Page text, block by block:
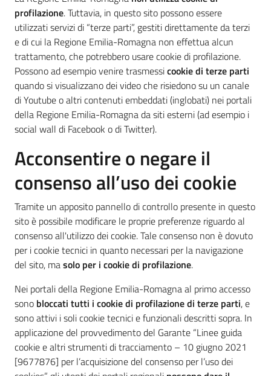
profilazione. Tuttavia, in questo sito possono essere
utilizzati servizi di “terze parti”, gestiti direttamente da terzi
e di cui la Regione Emilia-Romagna non effettua alcun
trattamento, che potrebbero usare cookie di profilazione.
Possono ad esempio venire trasmessicookie di terze parti
quando si visualizzano dei video che risiedono su un canale
di Youtube o altri contenuti embeddati (inglobati) nei portali
della Regione Emilia-Romagna da siti esterni (ad esempio i
social wall di Facebook o di Twitter).
Acconsentire o negare il
consenso all’uso dei cookie
Tramite un apposito pannello di controllo presente in questo
sito è possibile modificare le proprie preferenze riguardo al
consenso all'utilizzo dei cookie. Tale consenso non è dovuto
per i cookie tecnici in quanto necessari per la navigazione
del sito, masolo per i cookie di profilazione.
Nei portali della Regione Emilia-Romagna al primo accesso
sono bloccati tutti i cookie di profilazione di terze parti, e
sono attivi i soli cookie tecnici e funzionali descritti sopra. In
applicazione del provvedimento del Garante “Linee guida
cookie e altri strumenti di tracciamento – 10 giugno 2021
[9677876] per l’acquisizione del consenso per l’uso dei